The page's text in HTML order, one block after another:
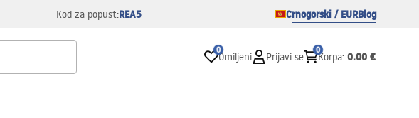
Kod za popust:REA5 Crnogorski / EURBlog
0
Omiljeni Prijavi se
0
Korpa: 0.00 €